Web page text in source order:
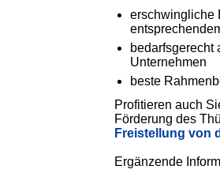
erschwingliche
bedarfsgerecht
Unternehmen
beste
Profitieren auch
Förderung des
Freistellung von
Ergänzende